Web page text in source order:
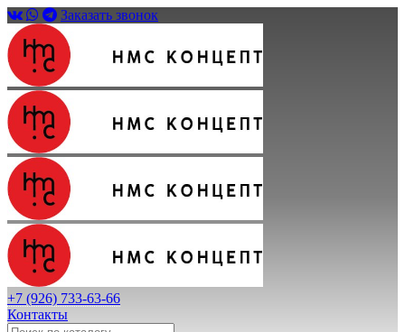
Заказать звонок
+7 (926) 733-63-66
Контакты